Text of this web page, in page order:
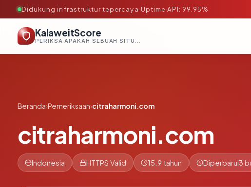
Didukung infrastruktur tepercaya·Uptime API: 99.95%
KalaweitScore
PERIKSA APAKAH SEBUAH SITUS AMAN, TEPERCAYA, DAN TERVERIFIKASI DALAM HITUNGAN DETIK.
Beranda›Pemeriksaan›citraharmoni.com
citraharmoni.com
Indonesia HTTPS Valid 15.9 tahun Diperbarui3